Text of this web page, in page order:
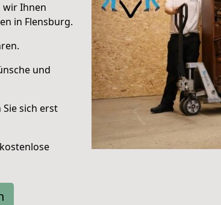
wir Ihnen
in Flensburg.
und
sich erst